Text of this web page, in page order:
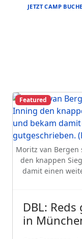
JETZT CAMP
Moritz van
den knappen
damit einen
Featured
DBL:
in